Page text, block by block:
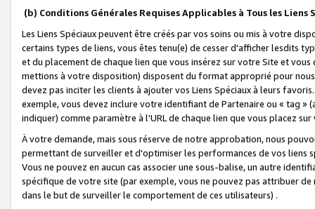
(b) Conditions Générales Requises Applicables à Tous les Liens
Les Liens Spéciaux peuvent être créés par vos soins ou mis à votre
certains types de liens, vous êtes tenu(e) de cesser d'afficher lesdits
et du placement de chaque lien que vous insérez sur votre Site et
mettions à votre disposition) disposent du format approprié pour
devez pas inciter les clients à ajouter vos Liens Spéciaux à leurs
exemple, vous devez inclure votre identifiant de Partenaire ou « tag
indiquer) comme paramètre à l'URL de chaque lien que vous placez
À votre demande, mais sous réserve de notre approbation, nous
permettant de surveiller et d'optimiser les performances de vos liens
Vous ne pouvez en aucun cas associer une sous-balise, un autre
spécifique de votre site (par exemple, vous ne pouvez pas attribuer
dans le but de surveiller le comportement de ces utilisateurs) .